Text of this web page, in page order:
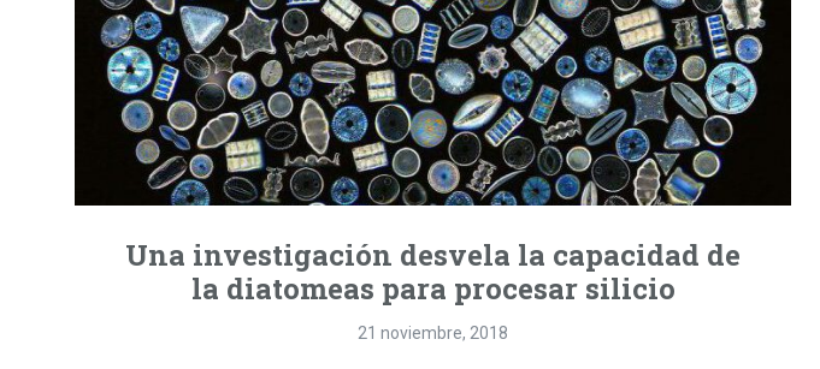
Una investigación desvela la capacidad de
la diatomeas para procesar silicio
21 noviembre, 2018